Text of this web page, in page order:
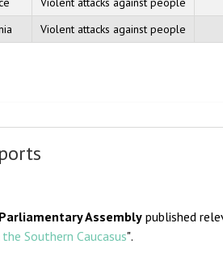
Violent attacks against people
Assemblypublished
Southern Caucasus".